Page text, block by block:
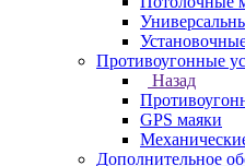
Противоугонные
Назад
GPS маяки
Дополнительное